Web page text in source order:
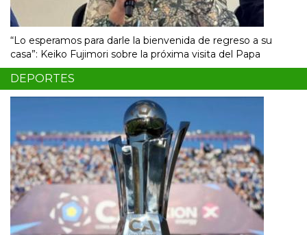
“Lo esperamos para darle la bienvenida de regreso a su
casa”: Keiko Fujimori sobre la próxima visita del Papa
DEPORTES